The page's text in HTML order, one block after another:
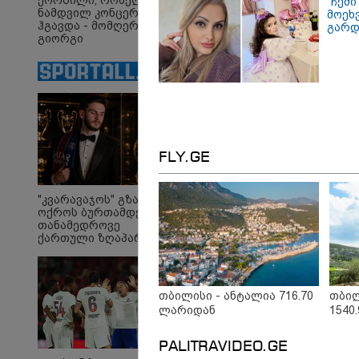
მისი ადვოკატი?
Faceამბები
ნამდვილ კონცერტს
ჰგავდა - მომღერალი
გიორგი
დაქორწინდა (ვიდეო)
"კვარავაჯოს" გზა
ოქროს ბურთამდე:
თანამედროვე
ქართული ზღაპარი
FLY.GE
თბილისი - ანტალია 716.70
ლარიდან
PALITRAVIDEO.GE